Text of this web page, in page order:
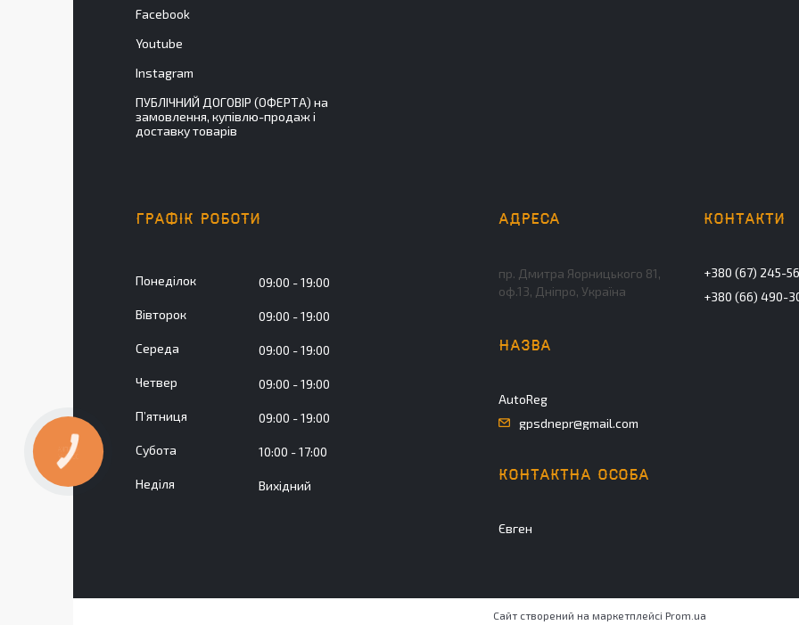
Facebook
Youtube
Instagram
ПУБЛІЧНИЙ ДОГОВІР (ОФЕРТА) на
замовлення, купівлю-продаж і
доставку товарів
ГРАФІК РОБОТИ
Понеділок 09:00 19:00
Вівторок 09:00 19:00
Середа 09:00 19:00
Четвер 09:00 19:00
Пʼятниця 09:00 19:00
Субота 10:00 17:00
Неділя Вихідний
пр. Дмитра Яорницького 81,
оф.13, Дніпро, Україна
AutoReg
gpsdnepr@gmail.com
Євген
+380 (67) 245-
+380 (66) 490-
Сайт створений на маркетплейсі Prom.ua
КНОПКА
ЗВ'ЯЗКУ